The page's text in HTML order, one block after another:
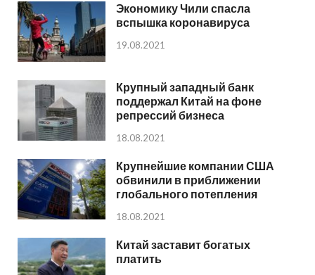
Экономику Чили спасла
вспышка коронавируса
19.08.2021
Крупный западный банк
поддержал Китай на фоне
репрессий бизнеса
18.08.2021
Крупнейшие компании США
обвинили в приближении
глобального потепления
18.08.2021
Китай заставит богатых
платить